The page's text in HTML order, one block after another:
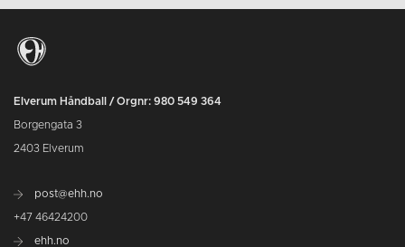
Elverum Håndball / Orgnr: 980 549 364
Borgengata 3
2403 Elverum
post@ehh.no
+47 46424200
ehh.no